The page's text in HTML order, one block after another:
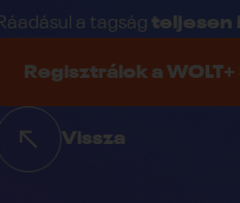
a tagság teljesen
Regisztrálok a
Vissza